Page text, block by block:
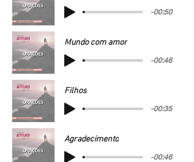
-00:50
Mundo com amor
-00:46
Filhos
-00:35
Agradecimento
-00:46